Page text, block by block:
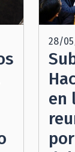
28/
en